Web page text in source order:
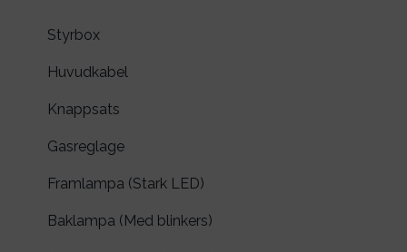
Styrbox
Huvudkabel
Knappsats
Gasreglage
Framlampa (Stark LED)
Baklampa (Med blinkers)